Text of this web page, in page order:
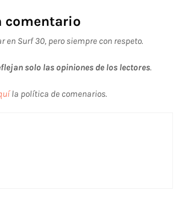
comentario
Surf 30, pero siempre con respeto.
solo las opiniones de los lectores.
la política de comenarios.